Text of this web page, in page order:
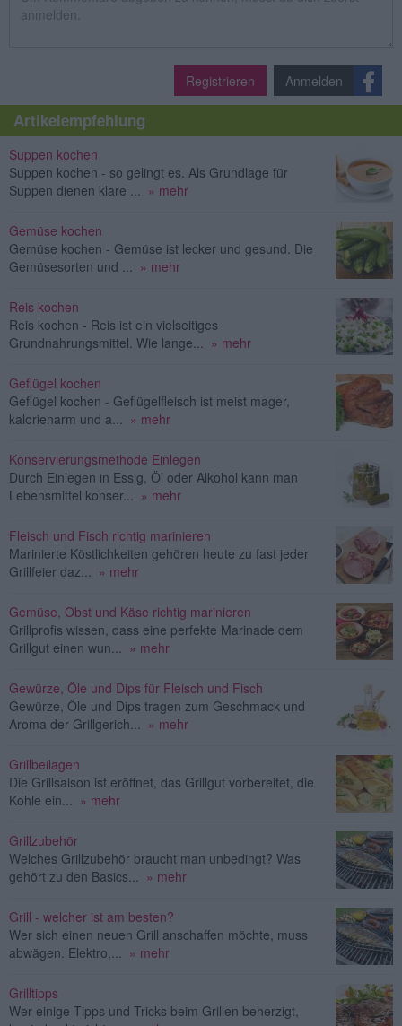
Registrieren Anmelden
Artikelempfehlung
Suppen kochen
Suppen kochen - so gelingt es. Als Grundlage für
Suppen dienen klare ... » mehr
Gemüse kochen
Gemüse kochen - Gemüse ist lecker und gesund. Die
Gemüsesorten und ... » mehr
Reis kochen
Reis kochen - Reis ist ein vielseitiges
Grundnahrungsmittel. Wie lange... » mehr
Geflügel kochen
Geflügel kochen - Geflügelfleisch ist meist mager,
kalorienarm und a... » mehr
Konservierungsmethode Einlegen
Durch Einlegen in Essig, Öl oder Alkohol kann man
Lebensmittel konser... » mehr
Fleisch und Fisch richtig marinieren
Marinierte Köstlichkeiten gehören heute zu fast jeder
Grillfeier daz... » mehr
Gemüse, Obst und Käse richtig marinieren
Grillprofis wissen, dass eine perfekte Marinade dem
Grillgut einen wun... » mehr
Gewürze, Öle und Dips für Fleisch und Fisch
Gewürze, Öle und Dips tragen zum Geschmack und
Aroma der Grillgerich... » mehr
Grillbeilagen
Die Grillsaison ist eröffnet, das Grillgut vorbereitet, die
Kohle ein... » mehr
Grillzubehör
Welches Grillzubehör braucht man unbedingt? Was
gehört zu den Basics... » mehr
Grill - welcher ist am besten?
Wer sich einen neuen Grill anschaffen möchte, muss
abwägen. Elektro,... » mehr
Grilltipps
Wer einige Tipps und Tricks beim Grillen beherzigt,